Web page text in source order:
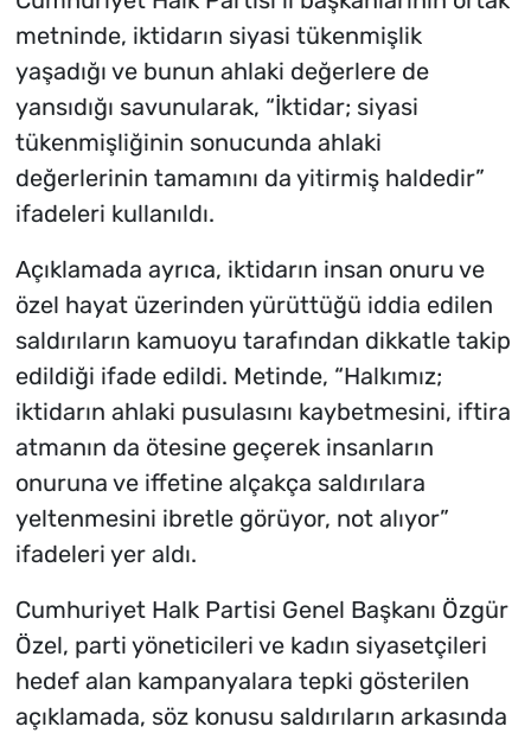
metninde, iktidarın siyasi tükenmişlik
yaşadığı ve bunun ahlaki değerlere de
yansıdığı savunularak, “İktidar; siyasi
tükenmişliğinin sonucunda ahlaki
değerlerinin tamamını da yitirmiş haldedir”
ifadeleri kullanıldı.
Açıklamada ayrıca, iktidarın insan onuru ve
özel hayat üzerinden yürüttüğü iddia edilen
saldırıların kamuoyu tarafından dikkatle takip
edildiği ifade edildi. Metinde, “Halkımız;
iktidarın ahlaki pusulasını kaybetmesini, iftira
atmanın da ötesine geçerek insanların
onuruna ve iffetine alçakça saldırılara
yeltenmesini ibretle görüyor, not alıyor”
ifadeleri yer aldı.
Cumhuriyet Halk Partisi Genel Başkanı Özgür
Özel, parti yöneticileri ve kadın siyasetçileri
hedef alan kampanyalara tepki gösterilen
açıklamada, söz konusu saldırıların arkasında